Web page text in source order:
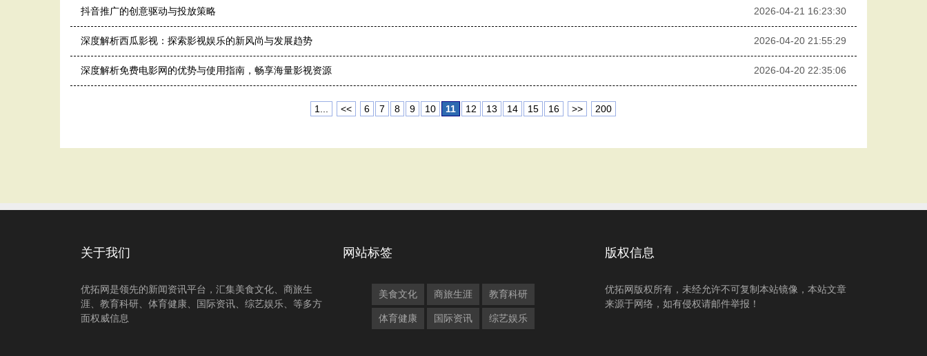
抖音推广的创意驱动与投放策略 2026-04-21 16:23:30
深度解析西瓜影视：探索影视娱乐的新风尚与发展趋势 2026-04-20 21:55:29
深度解析免费电影网的优势与使用指南，畅享海量影视资源 2026-04-20 22:35:06
1... << 6 7 8 9 10 11 12 13 14 15 16 >> 200
关于我们
优拓网是领先的新闻资讯平台，汇集美食文化、商旅生
涯、教育科研、体育健康、国际资讯、综艺娱乐、等多方
面权威信息
网站标签
美食文化 商旅生涯 教育科研
体育健康 国际资讯 综艺娱乐
版权信息
优拓网版权所有，未经允许不可复制本站镜像，本站文章
来源于网络，如有侵权请邮件举报！